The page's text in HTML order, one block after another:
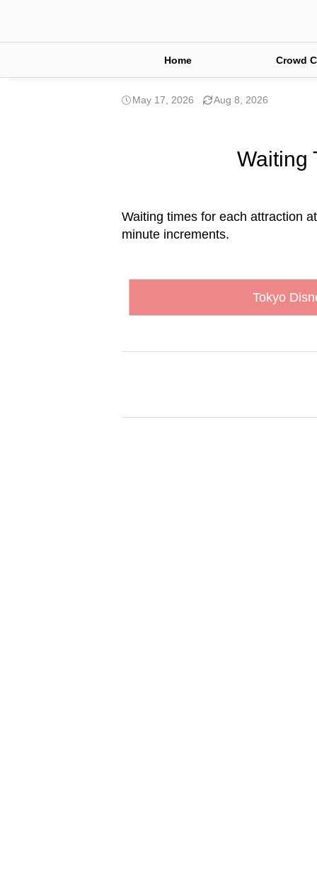
Home Crowd
May 17, 2026 Aug 8, 2026
Waiting
Waiting times for each attraction
minute increments.
Tokyo